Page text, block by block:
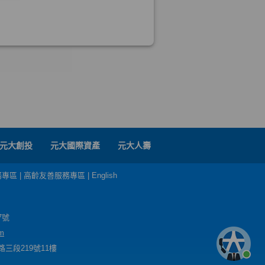
元大創投 元大國際資產 元大人壽
區 高齡友善服務專區 English
號
三段219號11樓